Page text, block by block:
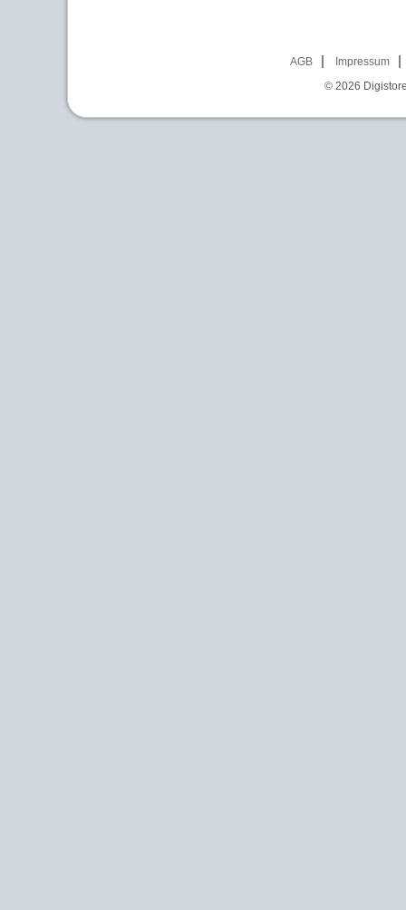
AGB
Impressum
© 2026